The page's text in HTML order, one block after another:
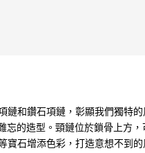
和鑽石項鏈，彰顯我們獨特
的造型。頸鏈位於鎖骨上方
石增添色彩，打造意想不到